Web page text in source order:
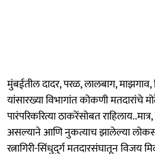
मुंबईतील दादर, परळ, लालबाग, माझगाव,
यांसारख्या विभागांत कोकणी मतदारांचे
पारंपरिकरित्या ठाकरेंसोबत
असल्याने आणि नुकत्याच झालेल्या
रत्नागिरी-सिंधुदुर्ग मतदारसंघातून विजय